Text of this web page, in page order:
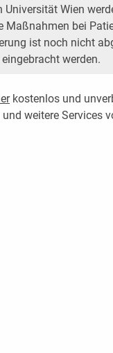
Universität Wien
Maßnahmen bei
ist noch nicht
werden.
kostenlos und
weitere Services